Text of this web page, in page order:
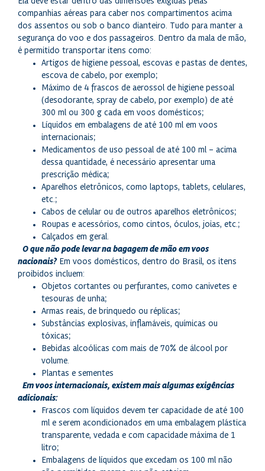
companhias aéreas para caber nos compartimentos acima
dos assentos ou sob o banco dianteiro. Tudo para manter a
segurança do voo e dos passageiros. Dentro da mala de mão,
é permitido transportar itens como:
Artigos de higiene pessoal, escovas e pastas de dentes,
escova de cabelo, por exemplo;
Máximo de 4 frascos de aerossol de higiene pessoal
(desodorante, spray de cabelo, por exemplo) de até
300 ml ou 300 g cada em voos domésticos;
Líquidos em embalagens de até 100 ml em voos
internacionais;
Medicamentos de uso pessoal de até 100 ml – acima
dessa quantidade, é necessário apresentar uma
prescrição médica;
Aparelhos eletrônicos, como laptops, tablets, celulares,
etc.;
Cabos de celular ou de outros aparelhos eletrônicos;
Roupas e acessórios, como cintos, óculos, joias, etc.;
Calçados em geral.
O que não pode levar na bagagem de mão em voos
nacionais?Em voos domésticos, dentro do Brasil, os itens
proibidos incluem:
Objetos cortantes ou perfurantes, como canivetes e
tesouras de unha;
Armas reais, de brinquedo ou réplicas;
Substâncias explosivas, inflamáveis, químicas ou
tóxicas;
Bebidas alcoólicas com mais de 70% de álcool por
volume.
Plantas e sementes
Em voos internacionais, existem mais algumas exigências
adicionais:
Frascos com líquidos devem ter capacidade de até 100
ml e serem acondicionados em uma embalagem plástica
transparente, vedada e com capacidade máxima de 1
litro;
Embalagens de líquidos que excedam os 100 ml não